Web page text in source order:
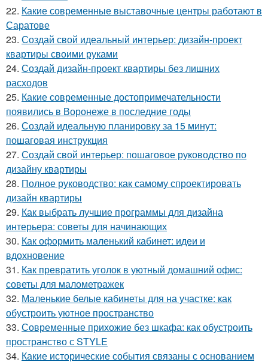
22. Какие современные выставочные центры работают в
Саратове
23. Создай свой идеальный интерьер: дизайн-проект
квартиры своими руками
24. Создай дизайн-проект квартиры без лишних
расходов
25. Какие современные достопримечательности
появились в Воронеже в последние годы
26. Создай идеальную планировку за 15 минут:
пошаговая инструкция
27. Создай свой интерьер: пошаговое руководство по
дизайну квартиры
28. Полное руководство: как самому спроектировать
дизайн квартиры
29. Как выбрать лучшие программы для дизайна
интерьера: советы для начинающих
30. Как оформить маленький кабинет: идеи и
вдохновение
31. Как превратить уголок в уютный домашний офис:
советы для малометражек
32. Маленькие белые кабинеты для на участке: как
обустроить уютное пространство
33. Современные прихожие без шкафа: как обустроить
пространство с STYLE
34. Какие исторические события связаны с основанием